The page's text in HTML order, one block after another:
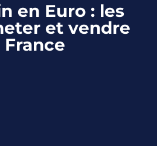
en Euro : les
et vendre